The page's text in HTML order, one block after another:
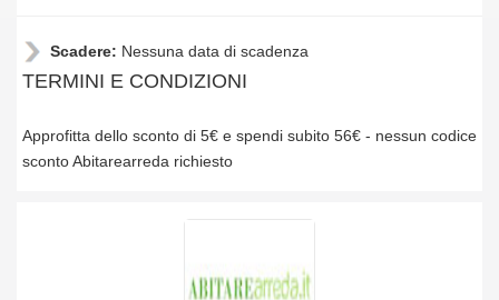
Scadere: Nessuna data di scadenza
TERMINI E CONDIZIONI
Approfitta dello sconto di 5€ e spendi subito 56€ - nessun codice
sconto Abitarearreda richiesto